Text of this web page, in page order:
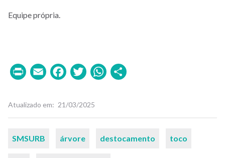
Equipe própria.
PrintEmailFacebook
TwitterWhatsApp
Atualizado em 21/03/2025
Palavras-
SMSURB árvore destocamento toco